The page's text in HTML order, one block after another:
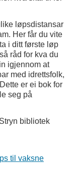
løpsdistansar
Her får du vite
i ditt første løp
råd for kva du
igjennom at
med idrettsfolk,
er ei bok for
seg på
bibliotek
til vaksne